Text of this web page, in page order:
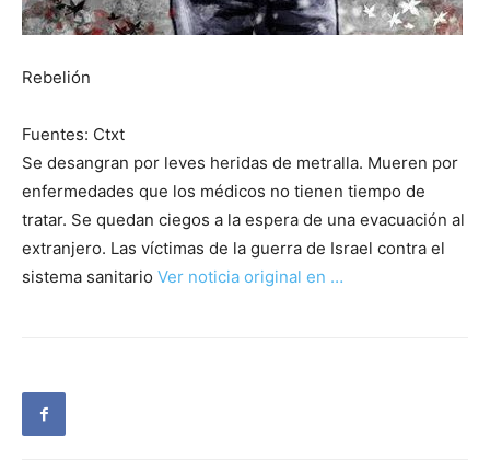
Rebelión
Fuentes: Ctxt
Se desangran por leves heridas de metralla. Mueren por
enfermedades que los médicos no tienen tiempo de
tratar. Se quedan ciegos a la espera de una evacuación al
extranjero. Las víctimas de la guerra de Israel contra el
sistema sanitario Ver noticia original en …